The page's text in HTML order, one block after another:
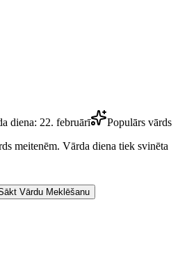
diena: 22. februārī
Populārs vārds
meitenēm. Vārda diena tiek svinēta
Vārdu Meklēšanu